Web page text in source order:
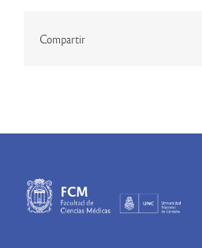
Compartir